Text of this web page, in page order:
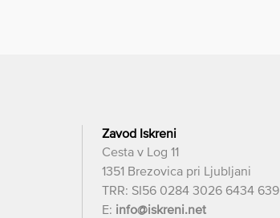
Zavod Iskreni
Cesta v Log 11
1351 Brezovica pri Ljubljani
TRR: SI56 0284 3026 6434 639
E: info@iskreni.net